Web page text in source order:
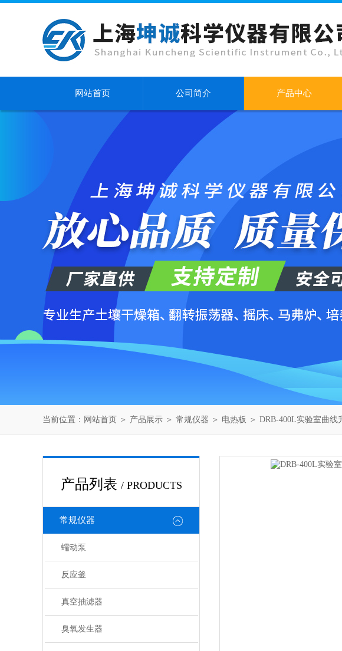
网站首页 公司简介 产品中心
当前位置： 网站首页 ＞ 产品展示 ＞ 常规仪器 ＞ 电热板 ＞ DRB-400L实验室曲线
产品列表 / PRODUCTS
常规仪器
蠕动泵
反应釜
真空抽滤器
臭氧发生器